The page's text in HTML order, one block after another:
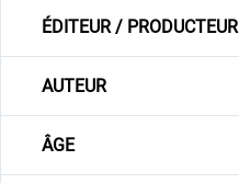
ÉDITEUR / PRODUCTEUR
AUTEUR
ÂGE